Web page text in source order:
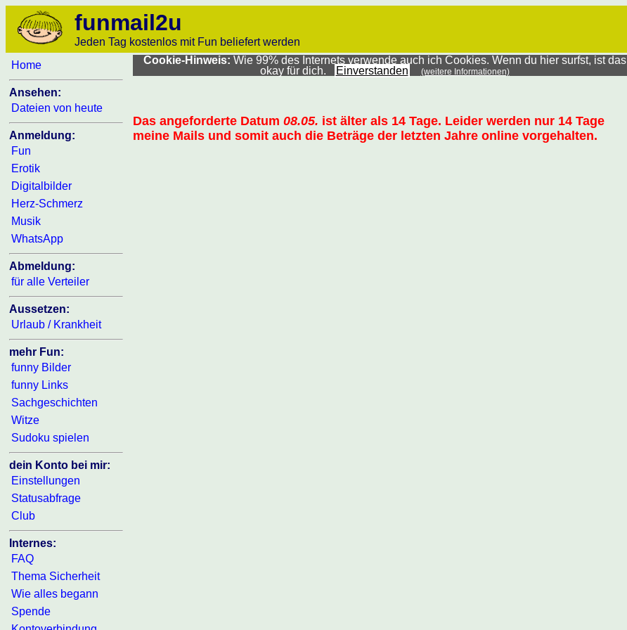
funmail2u
Jeden Tag kostenlos mit Fun beliefert werden
Home
Ansehen:
Dateien von heute
Anmeldung:
Fun
Erotik
Digitalbilder
Herz-Schmerz
Musik
WhatsApp
Abmeldung:
für alle Verteiler
Aussetzen:
Urlaub / Krankheit
mehr Fun:
funny Bilder
funny Links
Sachgeschichten
Witze
Sudoku spielen
dein Konto bei mir:
Einstellungen
Statusabfrage
Club
Internes:
FAQ
Thema Sicherheit
Wie alles begann
Spende
Cookie-Hinweis: Wie 99% des Internets verwende auch ich Cookies. Wenn du hier surfst, ist das
okay für dich.
Einverstanden (weitere Informationen)
Das angeforderte Datum 08.05. ist älter als 14 Tage. Leider werden nur 14 Tage
meine Mails und somit auch die Beträge der letzten Jahre online vorgehalten.